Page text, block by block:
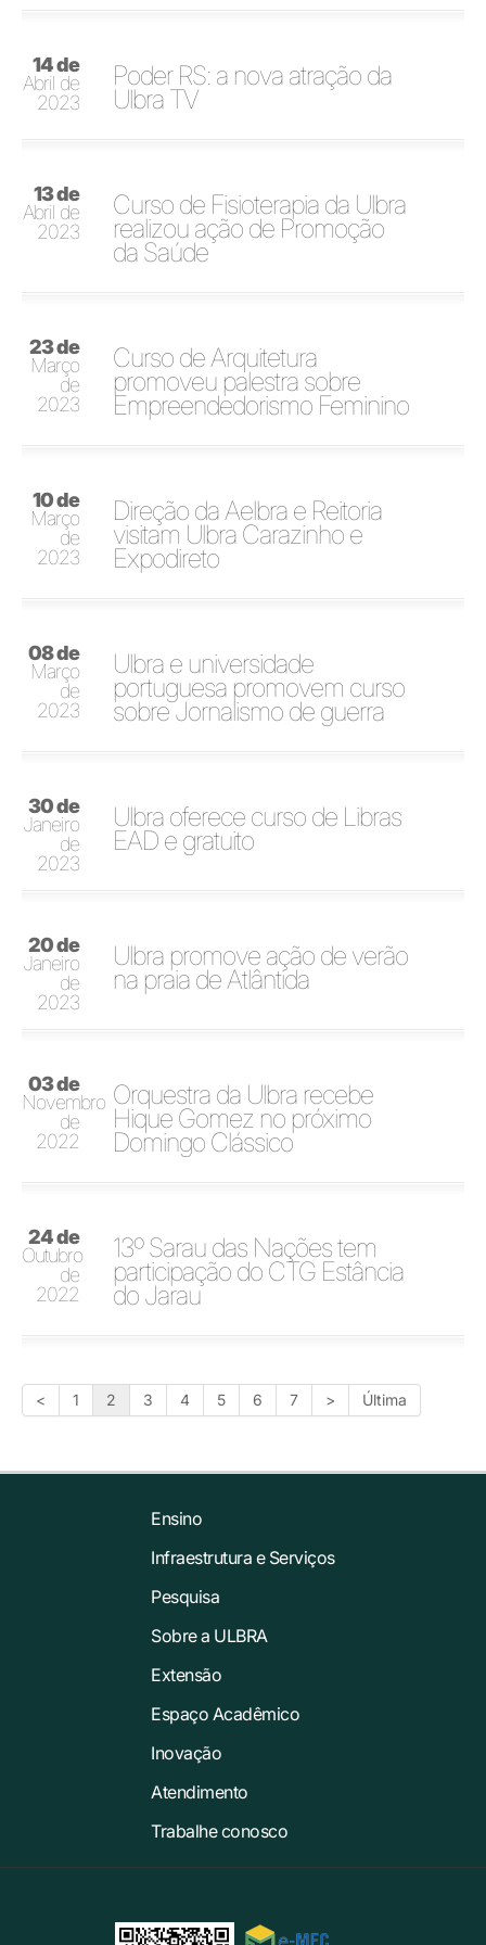
14 de
Abril de
2023
Poder RS: a nova atração da
Ulbra TV
13 de
Abril de
2023
Curso de Fisioterapia da Ulbra
realizou ação de Promoção
da Saúde
23 de
Março
de
2023
Curso de Arquitetura
promoveu palestra sobre
Empreendedorismo Feminino
10 de
Março
de
2023
Direção da Aelbra e Reitoria
visitam Ulbra Carazinho e
Expodireto
08 de
Março
de
2023
Ulbra e universidade
portuguesa promovem curso
sobre Jornalismo de guerra
30 de
Janeiro
de
2023
Ulbra oferece curso de Libras
EAD e gratuito
20 de
Janeiro
de
2023
Ulbra promove ação de verão
na praia de Atlântida
03 de
Novembro
de
2022
Orquestra da Ulbra recebe
Hique Gomez no próximo
Domingo Clássico
24 de
Outubro
de
2022
13º Sarau das Nações tem
participação do CTG Estância
do Jarau
< 1 2 3 4 5 6 7 > Última
Ensino
Infraestrutura e Serviços
Pesquisa
Sobre a ULBRA
Extensão
Espaço Acadêmico
Inovação
Atendimento
Trabalhe conosco